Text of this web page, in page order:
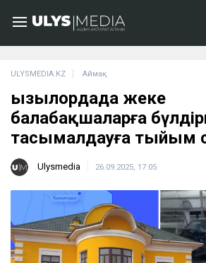
ULYSMEDIA.KZ Аймақ
Қызылордада жеке
балабақшаларға
тасымалдауға тыйым
Ulysmedia 26.09.2025, 17:05